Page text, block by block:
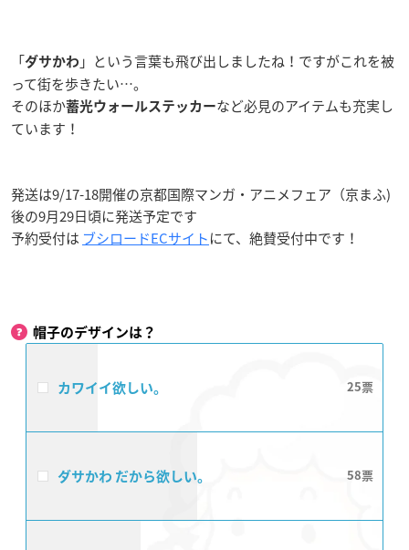
「ダサかわ 」という言葉も飛び出しましたね！ですがこれを被
って街を歩きたい…。
そのほか蓄光ウォールステッカーなど必見のアイテムも充実し
ています！
発送は9/17-18開催の京都国際マンガ・アニメフェア（京まふ)
後の9月29日頃に発送予定です
予約受付は ブシロードECサイトにて、絶賛受付中です！
帽子のデザインは？
カワイイ欲しい。 25
ダサかわ だから欲しい。 58